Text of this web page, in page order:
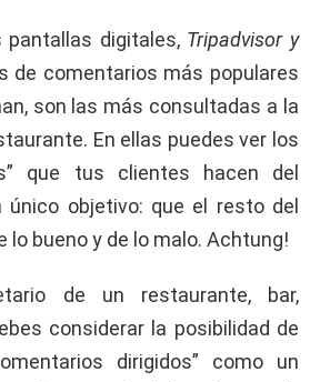
pantallas digitales, Tripadvisor y
de comentarios más populares
son las más consultadas a la
En ellas puedes ver los
que tus clientes hacen del
objetivo: que el resto del
lo bueno y de lo malo. Achtung!
de un restaurante, bar,
considerar la posibilidad de
dirigidos” como un